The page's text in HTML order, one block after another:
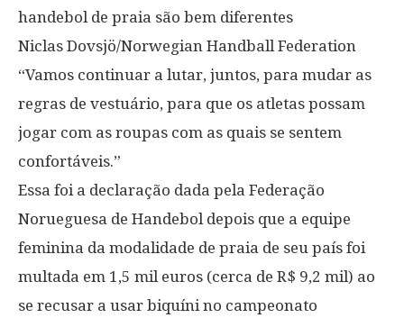
handebol de praia são bem diferentes
Niclas Dovsjö/Norwegian Handball Federation
“Vamos continuar a lutar, juntos, para mudar as
regras de vestuário, para que os atletas possam
jogar com as roupas com as quais se sentem
confortáveis.”
Essa foi a declaração dada pela Federação
Norueguesa de Handebol depois que a equipe
feminina da modalidade de praia de seu país foi
multada em 1,5 mil euros (cerca de R$ 9,2 mil) ao
se recusar a usar biquíni no campeonato